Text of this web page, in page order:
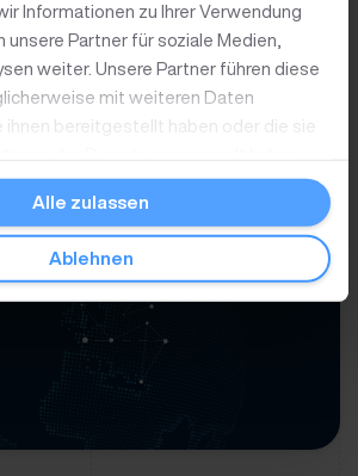
Informationen zu Ihrer Verwendung
unsere Partner für soziale Medien,
weiter. Unsere Partner führen diese
mit weiteren Daten
ihnen bereitgestellt haben oder die sie
Alle zulassen
Ablehnen
&
optimieren